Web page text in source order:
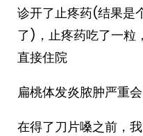
诊开了止疼药(结果是
了)，止疼药吃了一粒
直接住院
扁桃体发炎脓肿严重会
在得了刀片嗓之前，